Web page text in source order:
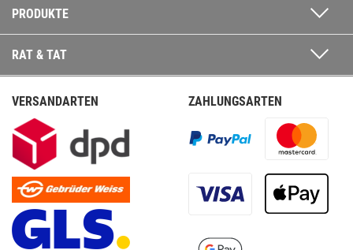
PRODUKTE
RAT & TAT
VERSANDARTEN ZAHLUNGSARTEN